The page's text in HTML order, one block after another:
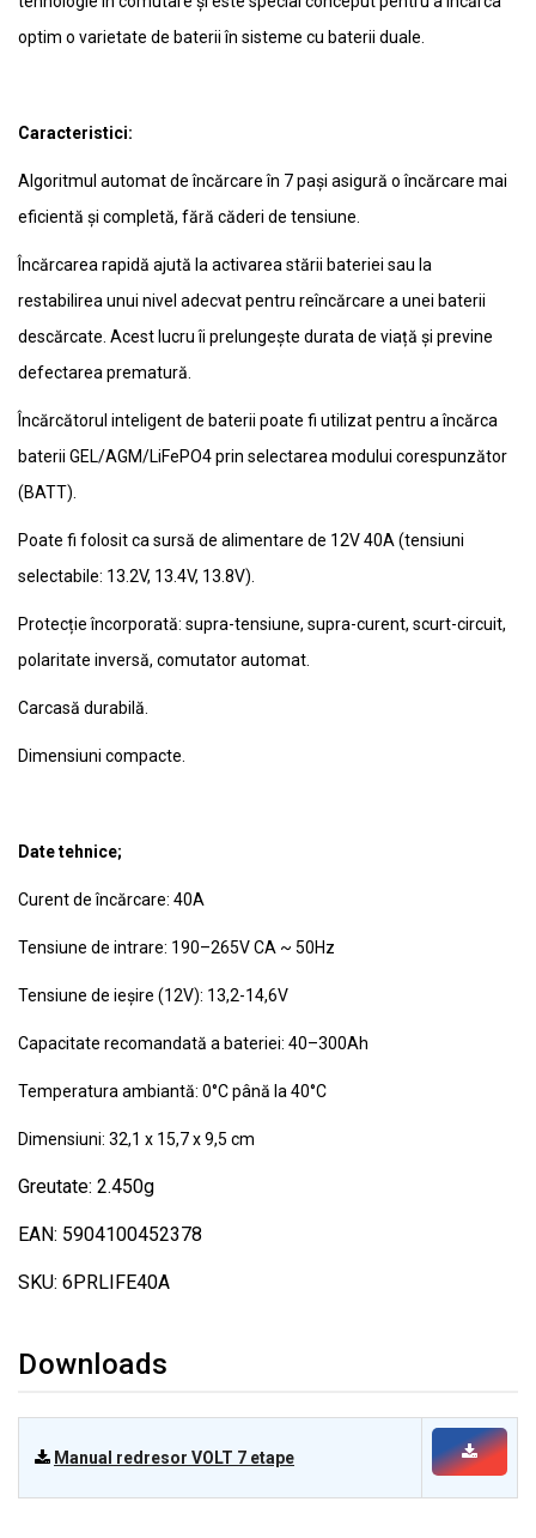
optim o varietate de baterii în sisteme cu baterii duale.
Caracteristici:
Algoritmul automat de încărcare în 7 pași asigură o încărcare mai
eficientă și completă, fără căderi de tensiune.
Încărcarea rapidă ajută la activarea stării bateriei sau la
restabilirea unui nivel adecvat pentru reîncărcare a unei baterii
descărcate. Acest lucru îi prelungește durata de viață și previne
defectarea prematură.
Încărcătorul inteligent de baterii poate fi utilizat pentru a încărca
baterii GEL/AGM/LiFePO4 prin selectarea modului corespunzător
(BATT).
Poate fi folosit ca sursă de alimentare de 12V 40A (tensiuni
selectabile: 13.2V, 13.4V, 13.8V).
Protecție încorporată: supra-tensiune, supra-curent, scurt-circuit,
polaritate inversă, comutator automat.
Carcasă durabilă.
Dimensiuni compacte.
Date tehnice;
Curent de încărcare: 40A
Tensiune de intrare: 190–265V CA ~ 50Hz
Tensiune de ieșire (12V): 13,2-14,6V
Capacitate recomandată a bateriei: 40–300Ah
Temperatura ambiantă: 0°C până la 40°C
Dimensiuni: 32,1 x 15,7 x 9,5 cm
Greutate: 2.450g
EAN: 5904100452378
SKU: 6PRLIFE40A
Downloads
Manual redresor VOLT 7 etape